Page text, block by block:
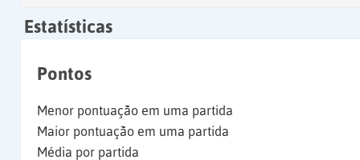
Estatísticas
Pontos
Menor pontuação em uma partida
Maior pontuação em uma partida
Média por partida